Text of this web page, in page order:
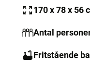
170 x 78 x 56
Antal
Fritstående